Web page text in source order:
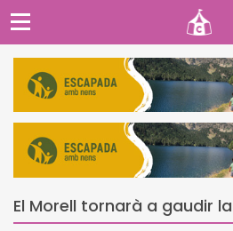
El Morell tornarà a gaudir